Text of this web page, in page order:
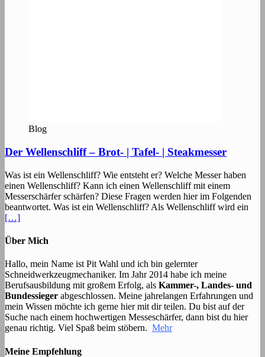
Blog
Der Wellenschliff – Brot- | Tafel- | Steakmesser
Was ist ein Wellenschliff? Wie entsteht er? Welche Messer haben
einen Wellenschliff? Kann ich einen Wellenschliff mit einem
Messerschärfer schärfen? Diese Fragen werden hier im Folgenden
beantwortet. Was ist ein Wellenschliff? Als Wellenschliff wird ein
[…]
Über Mich
Hallo, mein Name ist Pit Wahl und ich bin gelernter
Schneidwerkzeugmechaniker. Im Jahr 2014 habe ich meine
Berufsausbildung mit großem Erfolg, als Kammer-, Landes- und
Bundessieger abgeschlossen. Meine jahrelangen Erfahrungen und
mein Wissen möchte ich gerne hier mit dir teilen. Du bist auf der
Suche nach einem hochwertigen Messeschärfer, dann bist du hier
genau richtig. Viel Spaß beim stöbern. Mehr
Meine Empfehlung